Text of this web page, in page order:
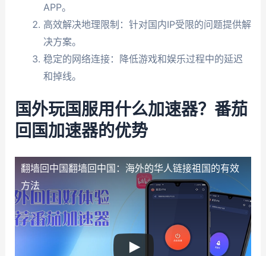
APP。
高效解决地理限制：针对国内IP受限的问题提供解
决方案。
稳定的网络连接：降低游戏和娱乐过程中的延迟
和掉线。
国外玩国服用什么加速器？番茄
回国加速器的优势
翻墙回中国翻墙回中国：海外的华人链接祖国的有效
方法